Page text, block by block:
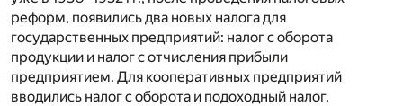
реформ, появились два новых налога для
государственных предприятий: налог с оборота
продукции и налог с отчисления прибыли
предприятием. Для кооперативных предприятий
вводились налог с оборота и подоходный налог.